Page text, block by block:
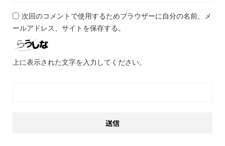
次回のコメントで使用するためブラウザーに自分の名前、メ
ールアドレス、サイトを保存する。
上に表示された文字を入力してください。